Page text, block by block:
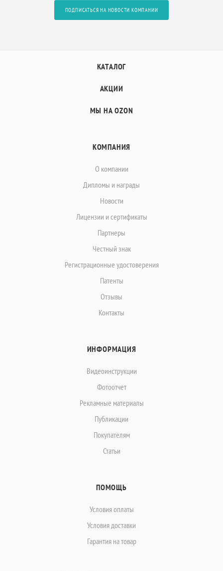
ПОДПИСАТЬСЯ НА НОВОСТИ КОМПАНИИ
КАТАЛОГ
АКЦИИ
МЫ НА OZON
КОМПАНИЯ
О компании
Дипломы и награды
Новости
Лицензии и сертификаты
Партнеры
Честный знак
Регистрационные удостоверения
Патенты
Отзывы
Контакты
ИНФОРМАЦИЯ
Видеоинструкции
Фотоотчет
Рекламные материалы
Публикации
Покупателям
Статьи
ПОМОЩЬ
Условия оплаты
Условия доставки
Гарантия на товар